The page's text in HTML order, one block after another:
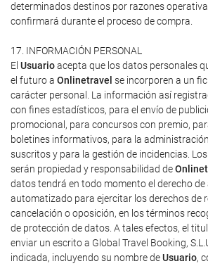
determinados destinos por razones
confirmará durante el proceso de compra.
17. INFORMACIÓN PERSONAL
El Usuarioacepta que los datos personales
el futuro a Onlinetravel se incorporen a un
carácter personal. La información así
con fines estadísticos, para el envío de
promocional, para concursos con premio,
boletines informativos, para la
suscritos y para la gestión de incidencias.
serán propiedad y responsabilidad de
datos tendrá en todo momento el derecho
automatizado para ejercitar los derechos de
cancelación o oposición, en los términos
de protección de datos. A tales efectos, el
enviar un escrito a Global Travel Booking,
indicada, incluyendo su nombre deUsuario,